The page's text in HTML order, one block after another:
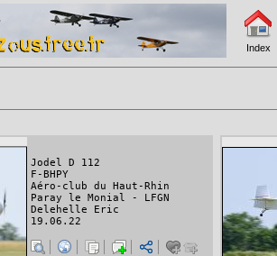
Index
Jodel D 112
F-BHPY
Aéro-club du Haut-Rhin
Paray le Monial - LFGN
Delehelle Eric
19.06.22